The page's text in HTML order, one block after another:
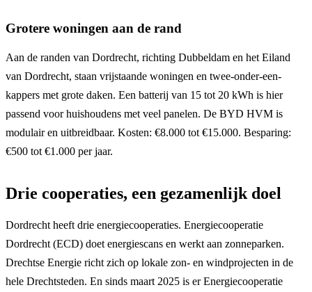
Grotere woningen aan de rand
Aan de randen van Dordrecht, richting Dubbeldam en het Eiland
van Dordrecht, staan vrijstaande woningen en twee-onder-een-
kappers met grote daken. Een batterij van 15 tot 20 kWh is hier
passend voor huishoudens met veel panelen. De BYD HVM is
modulair en uitbreidbaar. Kosten: €8.000 tot €15.000. Besparing:
€500 tot €1.000 per jaar.
Drie cooperaties, een gezamenlijk doel
Dordrecht heeft drie energiecooperaties. Energiecooperatie
Dordrecht (ECD) doet energiescans en werkt aan zonneparken.
Drechtse Energie richt zich op lokale zon- en windprojecten in de
hele Drechtsteden. En sinds maart 2025 is er Energiecooperatie